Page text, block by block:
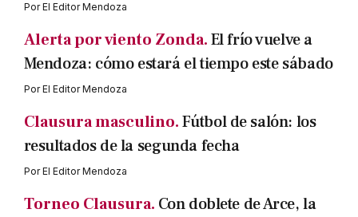
PorEl Editor Mendoza
Alerta por viento Zonda.El frío vuelve a
Mendoza: cómo estará el tiempo este sábado
PorEl Editor Mendoza
Clausura masculino.Fútbol de salón: los
resultados de la segunda fecha
PorEl Editor Mendoza
Torneo Clausura. Con doblete de Arce, la